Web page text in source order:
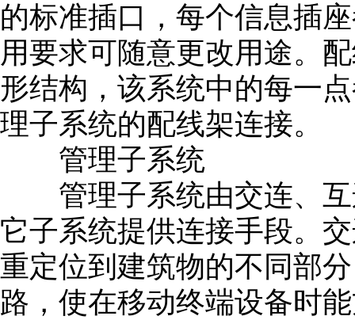
的标准插口，每个信息插
用要求可随意更改用途。
形结构，该系统中的每一
理子系统的配线架连接。
管理子系统
管理子系统由交连、互
它子系统提供连接手段。
重定位到建筑物的不同部
路，使在移动终端设备时